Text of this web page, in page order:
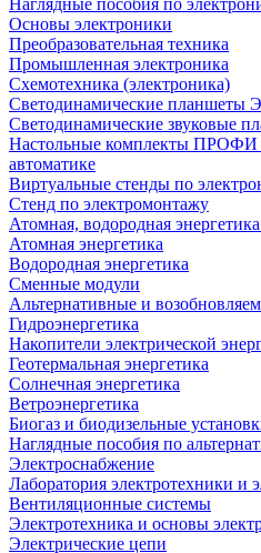
Наглядные пособия по
Основы электроники
Преобразовательная техника
Промышленная электроника
Схемотехника (электроника)
Светодинамические планшеты
Светодинамические звуковые
Настольные комплекты ПРОФИ
автоматике
Виртуальные стенды по
Стенд по электромонтажу
Атомная, водородная
Атомная энергетика
Водородная энергетика
Сменные модули
Альтернативные и
Гидроэнергетика
Накопители электрической
Геотермальная энергетика
Солнечная энергетика
Ветроэнергетика
Биогаз и биодизельные
Наглядные пособия по
Электроснабжение
Лаборатория электротехники и
Вентиляционные системы
Электротехника и основы
Электрические цепи